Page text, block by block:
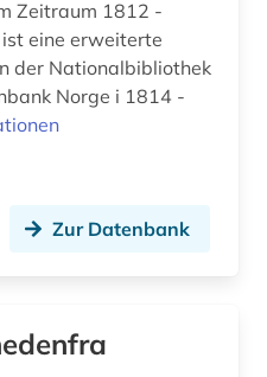
ausländisches kulturgut (1)
Zeitraum 1812 -
der Nationalbibliothek
Norge i 1814 -
Zur Datenbank